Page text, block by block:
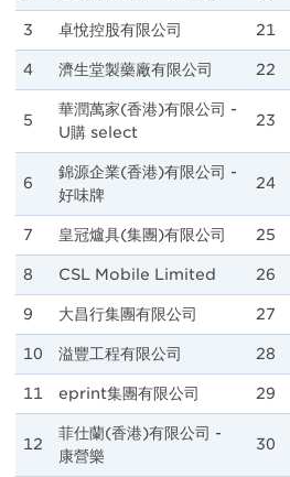
3 卓悅控股有限公司 21
4 濟生堂製藥廠有限公司 22
5
華潤萬家(香港)有限公司 -
U購 select
23
6
錦源企業(香港)有限公司 -
好味牌
24
7 皇冠爐具(集團)有限公司 25
8 CSL Mobile Limited 26
9 大昌行集團有限公司 27
10 溢豐工程有限公司 28
11 eprint集團有限公司 29
12
菲仕蘭(香港)有限公司 -
康營樂
30